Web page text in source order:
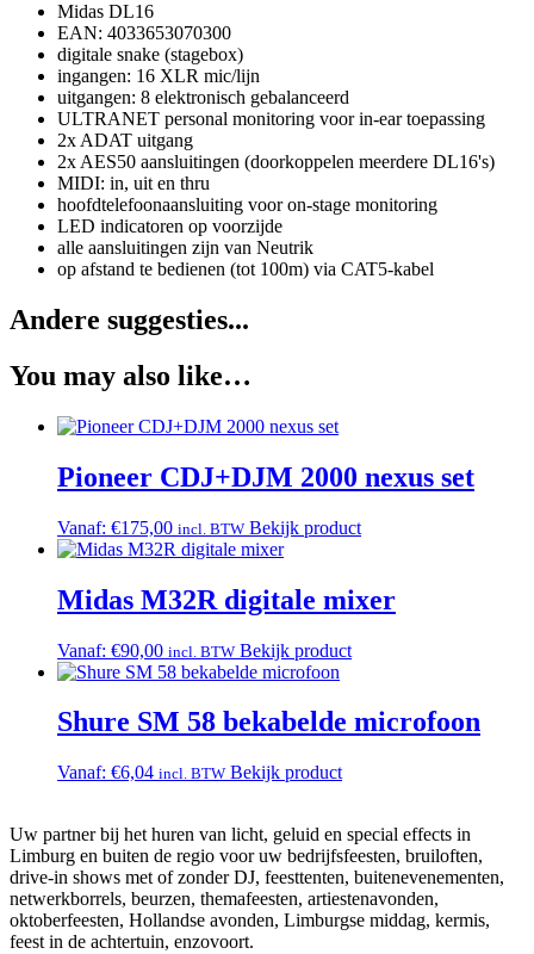
Midas DL16
EAN: 4033653070300
digitale snake (stagebox)
ingangen: 16 XLR mic/lijn
uitgangen: 8 elektronisch gebalanceerd
ULTRANET personal monitoring voor in-ear toepassing
2x ADAT uitgang
2x AES50 aansluitingen (doorkoppelen meerdere DL16's)
MIDI: in, uit en thru
hoofdtelefoonaansluiting voor on-stage monitoring
LED indicatoren op voorzijde
alle aansluitingen zijn van Neutrik
op afstand te bedienen (tot 100m) via CAT5-kabel
Andere suggesties...
You may also like…
Pioneer CDJ+DJM 2000 nexus set
Vanaf: €175,00 incl. BTW Bekijk product
Midas M32R digitale mixer
Vanaf: €90,00 incl. BTW Bekijk product
Shure SM 58 bekabelde microfoon
Vanaf: €6,04 incl. BTW Bekijk product
Uw partner bij het huren van licht, geluid en special effects in
Limburg en buiten de regio voor uw bedrijfsfeesten, bruiloften,
drive-in shows met of zonder DJ, feesttenten, buitenevenementen,
netwerkborrels, beurzen, themafeesten, artiestenavonden,
oktoberfeesten, Hollandse avonden, Limburgse middag, kermis,
feest in de achtertuin, enzovoort.